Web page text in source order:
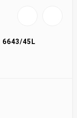
6643/45L